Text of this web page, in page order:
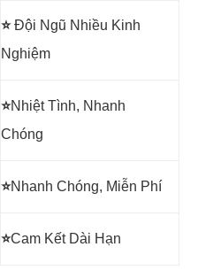
⭐Đội Ngũ Nhiều Kinh
Nghiệm
⭐Nhiệt Tình, Nhanh
Chóng
⭐Nhanh Chóng, Miễn Phí
⭐Cam Kết Dài Hạn